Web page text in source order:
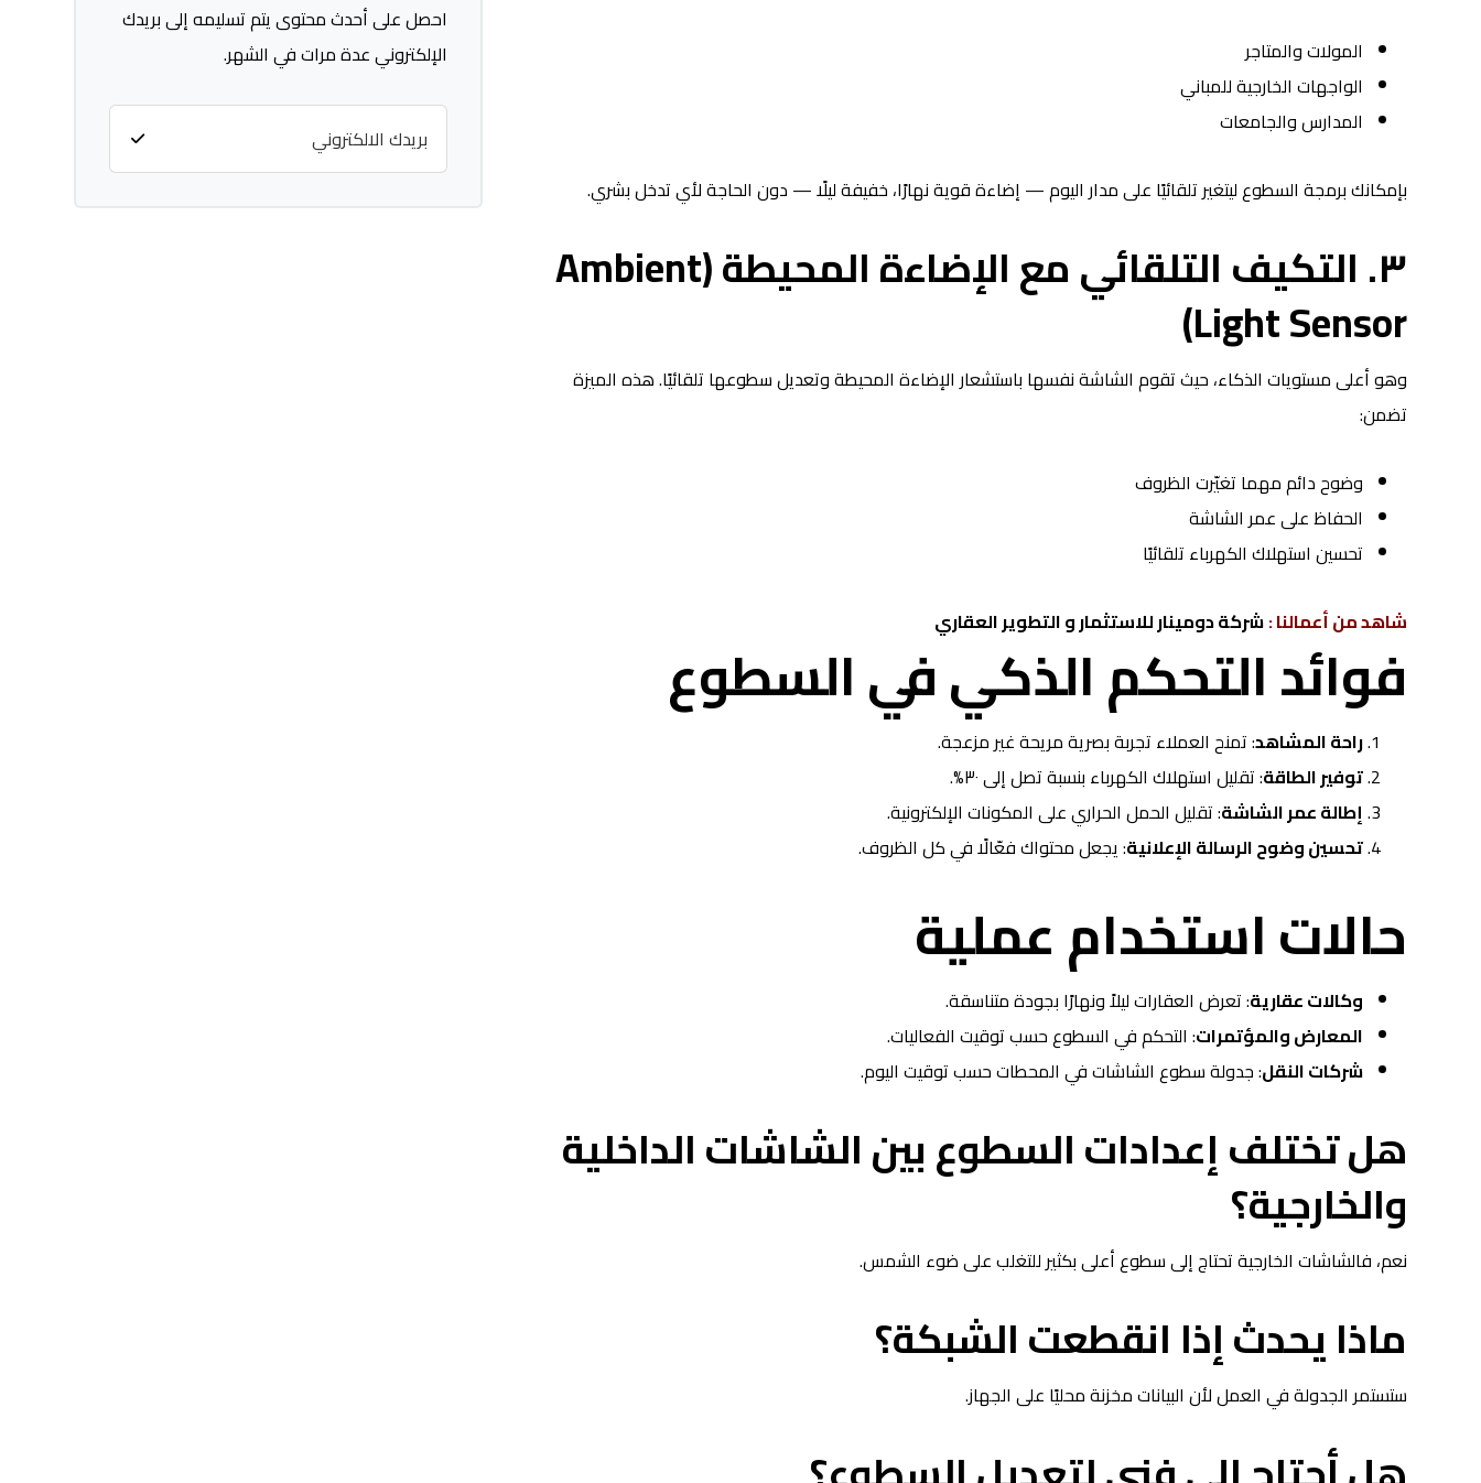
المولات والمتاجر
الواجهات الخارجية للمباني
المدارس والجامعات
بإمكانك برمجة السطوع ليتغير تلقائيًا على مدار اليوم — إضاءة قوية نهارًا، خفيفة ليلًا — دون الحاجة لأي تدخل بشري.
٣. التكيف التلقائي مع الإضاءة المحيطة (Ambient
Light Sensor)
وهو أعلى مستويات الذكاء، حيث تقوم الشاشة نفسها باستشعار الإضاءة المحيطة وتعديل سطوعها تلقائيًا. هذه الميزة
تضمن:
وضوح دائم مهما تغيّرت الظروف
الحفاظ على عمر الشاشة
تحسين استهلاك الكهرباء تلقائيًا
شاهد من أعمالنا :شركة دومينار للاستثمار و التطوير العقاري
فوائد التحكم الذكي في السطوع
راحة المشاهد: تمنح العملاء تجربة بصرية مريحة غير مزعجة.
توفير الطاقة: تقليل استهلاك الكهرباء بنسبة تصل إلى ٣٠%.
إطالة عمر الشاشة: تقليل الحمل الحراري على المكونات الإلكترونية.
تحسين وضوح الرسالة الإعلانية: يجعل محتواك فعّالًا في كل الظروف.
حالات استخدام عملية
وكالات عقارية: تعرض العقارات ليلاً ونهارًا بجودة متناسقة.
المعارض والمؤتمرات: التحكم في السطوع حسب توقيت الفعاليات.
شركات النقل: جدولة سطوع الشاشات في المحطات حسب توقيت اليوم.
هل تختلف إعدادات السطوع بين الشاشات الداخلية
والخارجية؟
نعم، فالشاشات الخارجية تحتاج إلى سطوع أعلى بكثير للتغلب على ضوء الشمس.
ماذا يحدث إذا انقطعت الشبكة؟
ستستمر الجدولة في العمل لأن البيانات مخزنة محليًا على الجهاز.
احصل على أحدث محتوى يتم تسليمه إلى بريدك
الإلكتروني عدة مرات في الشهر.